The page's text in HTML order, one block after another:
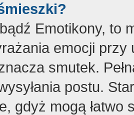
Emotikony, to
emocji
smutek.
postu.
gdyż mogą